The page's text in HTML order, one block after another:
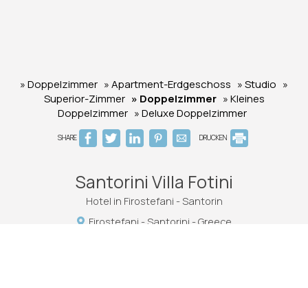
» Doppelzimmer » Apartment-Erdgeschoss » Studio »
Superior-Zimmer » Doppelzimmer » Kleines
Doppelzimmer » Deluxe Doppelzimmer
SHARE DRUCKEN
Santorini Villa Fotini
Hotel in Firostefani - Santorin
Firostefani - Santorini - Greece